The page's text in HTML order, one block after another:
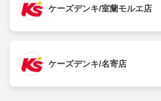
ケーズデンキ/室蘭モルエ店
ケーズデンキ/名寄店